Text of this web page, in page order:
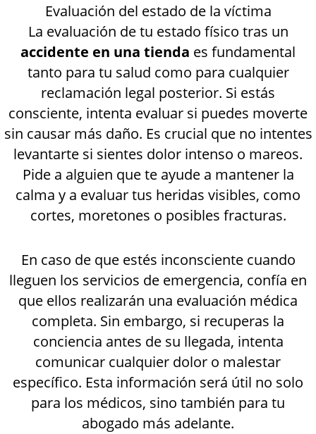
Evaluación del estado de la víctima
La evaluación de tu estado físico tras un
accidente en una tienda es fundamental
tanto para tu salud como para cualquier
reclamación legal posterior. Si estás
consciente, intenta evaluar si puedes moverte
sin causar más daño. Es crucial que no intentes
levantarte si sientes dolor intenso o mareos.
Pide a alguien que te ayude a mantener la
calma y a evaluar tus heridas visibles, como
cortes, moretones o posibles fracturas.
En caso de que estés inconsciente cuando
lleguen los servicios de emergencia, confía en
que ellos realizarán una evaluación médica
completa. Sin embargo, si recuperas la
conciencia antes de su llegada, intenta
comunicar cualquier dolor o malestar
específico. Esta información será útil no solo
para los médicos, sino también para tu
abogado más adelante.